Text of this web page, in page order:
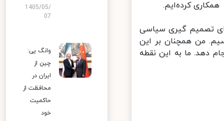
کرده‌ایم.
تصمیم گیری سیاسی
من همچنان بر این
دهد. ما به این نقطه
1405/05/
07
وانگ یی:
چین از
ایران در
محافظت از
حاکمیت
خود